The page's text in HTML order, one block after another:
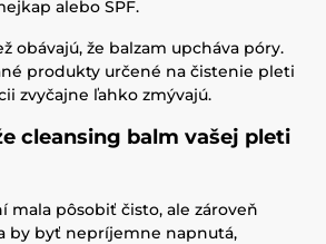
alebo SPF.
obávajú, že balzam upcháva póry.
produkty určené na čistenie pleti
zvyčajne ľahko zmývajú.
cleansing balm vašej pleti
mala pôsobiť čisto, ale zároveň
by byť nepríjemne napnutá,